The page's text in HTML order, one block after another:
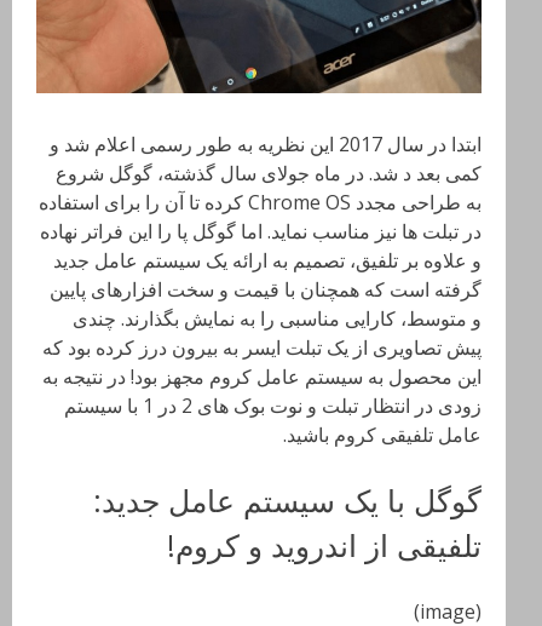
ابتدا در سال 2017 این نظریه به طور رسمی اعلام شد و
کمی بعد د شد. در ماه جولای سال گذشته، گوگل شروع
به طراحی مجدد Chrome OS کرده تا آن را برای استفاده
در تبلت ها نیز مناسب نماید. اما گوگل پا را این فراتر نهاده
و علاوه بر تلفیق، تصمیم به ارائه یک سیستم عامل جدید
گرفته است که همچنان با قیمت و سخت افزارهای پایین
و متوسط، کارایی مناسبی را به نمایش بگذارند. چندی
پیش تصاویری از یک تبلت ایسر به بیرون درز کرده بود که
این محصول به سیستم عامل کروم مجهز بود! در نتیجه به
زودی در انتظار تبلت و نوت بوک های 2 در 1 با سیستم
عامل تلفیقی کروم باشید.
گوگل با یک سیستم عامل جدید:
تلفیقی از اندروید و کروم!
(image)